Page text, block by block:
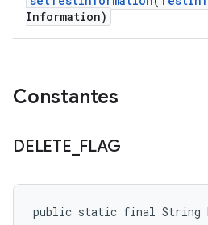
Information)
Constantes
DELETE FLAG
public static final String